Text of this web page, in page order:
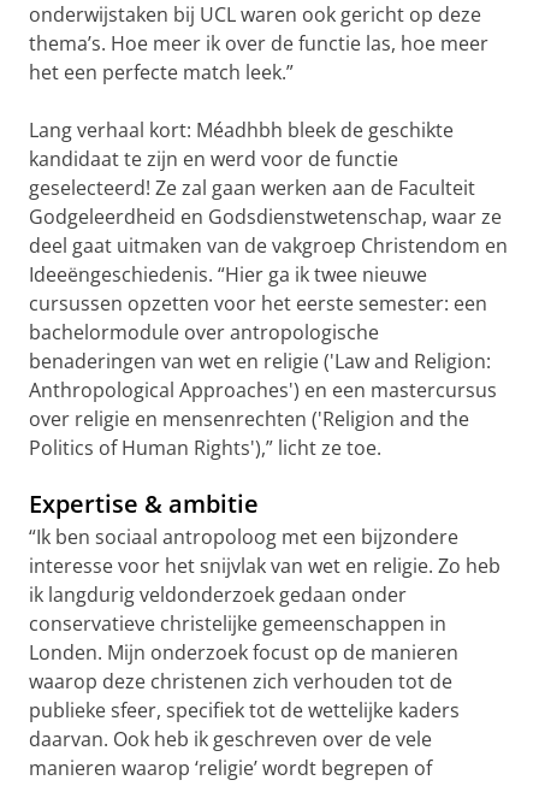
onderwijstaken bij UCL waren ook gericht op deze
thema’s. Hoe meer ik over de functie las, hoe meer
het een perfecte match leek.”
Lang verhaal kort: Méadhbh bleek de geschikte
kandidaat te zijn en werd voor de functie
geselecteerd! Ze zal gaan werken aan de Faculteit
Godgeleerdheid en Godsdienstwetenschap, waar ze
deel gaat uitmaken van de vakgroep Christendom en
Ideeëngeschiedenis. “Hier ga ik twee nieuwe
cursussen opzetten voor het eerste semester: een
bachelormodule over antropologische
benaderingen van wet en religie ('Law and Religion:
Anthropological Approaches') en een mastercursus
over religie en mensenrechten ('Religion and the
Politics of Human Rights'),” licht ze toe.
Expertise & ambitie
“Ik ben sociaal antropoloog met een bijzondere
interesse voor het snijvlak van wet en religie. Zo heb
ik langdurig veldonderzoek gedaan onder
conservatieve christelijke gemeenschappen in
Londen. Mijn onderzoek focust op de manieren
waarop deze christenen zich verhouden tot de
publieke sfeer, specifiek tot de wettelijke kaders
daarvan. Ook heb ik geschreven over de vele
manieren waarop ‘religie’ wordt begrepen of